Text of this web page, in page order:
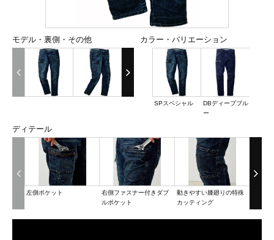
モデル・裏側・その他 カラー・バリエーション
SPスペシャル
DBディープブル
ー
ディテール
左側ポケット
右側ファスナー付きダブ
ルポケット
動きやすい膝廻りの特殊
カッティング